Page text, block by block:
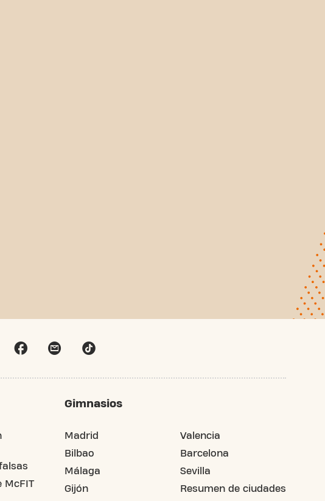
McFIT
Gimnasios
Madrid
Bilbao
Málaga
Gijón
Valencia
Barcelona
Sevilla
Resumen de ciudades